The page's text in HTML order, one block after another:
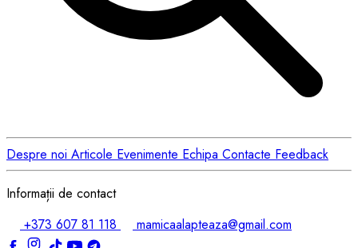
Despre noi Articole Evenimente Echipa Contacte Feedback
Informații de contact
+373 607 81 118
mamicaalapteaza@gmail.com